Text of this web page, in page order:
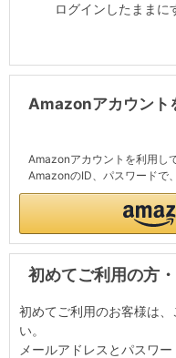
ログインしたままに
Amazonアカウント
Amazonアカウントを利用し
AmazonのID、パスワードで
初めてご利用の方
初めてご利用のお客様は
い。
メールアドレスとパスワ